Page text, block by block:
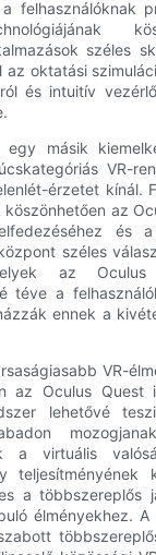
felhasználóknak
széles
oktatási
és intuitív
egy másik
VR-
érzetet kínál.
az
és a
széles
az
téve a
ennek a
VR-
az Oculus Quest
lehetővé
a virtuális
teljesítményének
a többszereplős
élményekhez.